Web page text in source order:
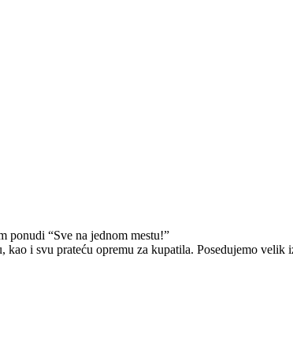
ponudi “Sve na jednom mestu!”
i svu prateću opremu za kupatila. Posedujemo velik